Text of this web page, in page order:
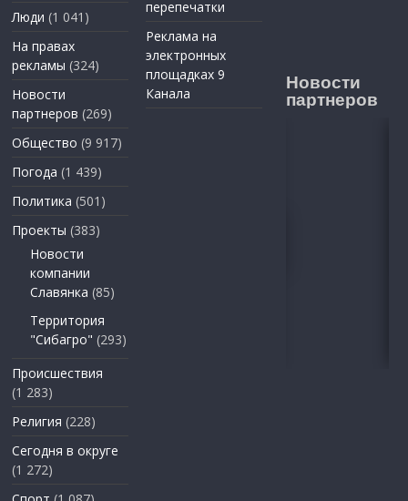
Люди (1 041)
На правах
рекламы (324)
Новости
партнеров (269)
Общество (9 917)
Погода (1 439)
Политика (501)
Проекты (383)
Новости
компании
Славянка (85)
Территория
"Сибагро" (293)
Происшествия
(1 283)
Религия (228)
Сегодня в округе
(1 272)
перепечатки
Реклама на
электронных
площадках 9
Канала
Новости
партнеров